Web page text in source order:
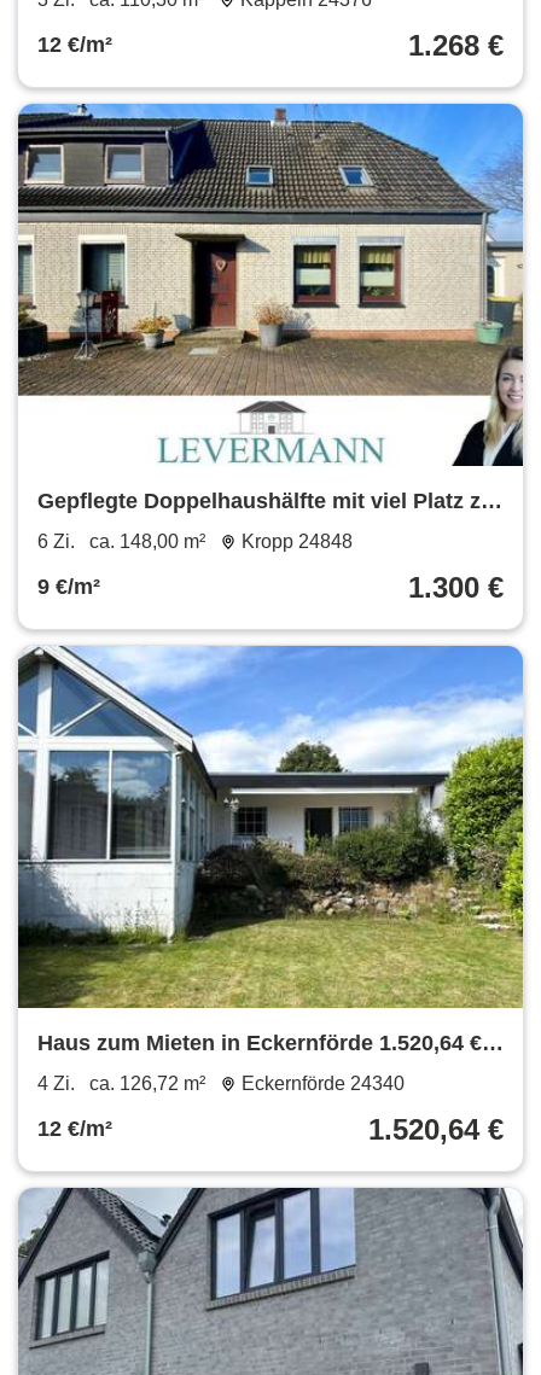
12 €/m² 1.268 €
Gepflegte Doppelhaushälfte mit viel Platz zur
Vermietung in Kropp
6 Zi. ca. 148,00 m² Kropp 24848
9 €/m² 1.300 €
Haus zum Mieten in Eckernförde 1.520,64 €
126.72 m²
4 Zi. ca. 126,72 m² Eckernförde 24340
12 €/m² 1.520,64 €